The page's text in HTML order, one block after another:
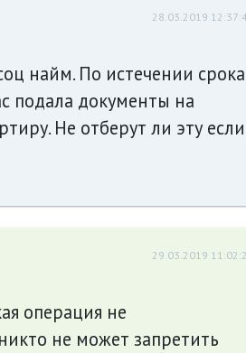
28.03.2019
найм. По истечении срока
подала документы на
Не отберут ли эту если
29.03.2019
операция не
не может запретить